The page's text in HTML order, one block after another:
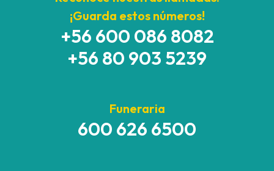
¡Guarda estos números!
+56 600 086 8082
+56 80 903 5239
Funeraria
600 626 6500